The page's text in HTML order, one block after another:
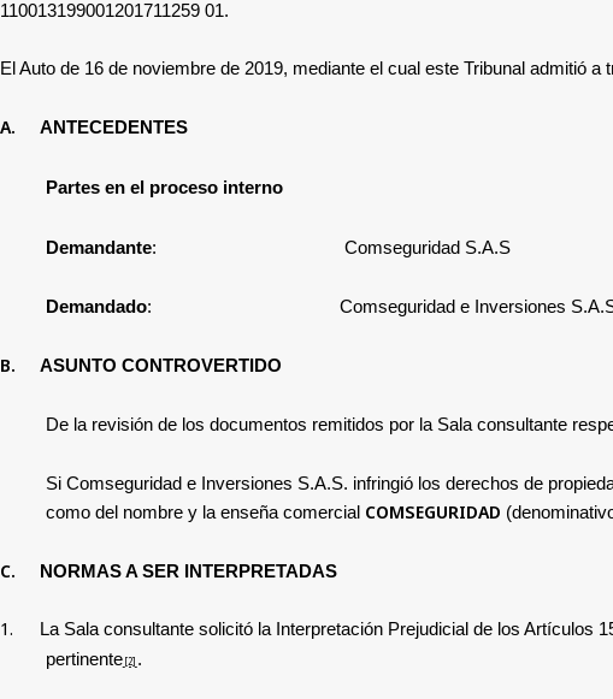
110013199001201711259 01.
El Auto de 16 de noviembre de 2019, mediante el cual este Tribunal admitió a
A. ANTECEDENTES
Partes en el proceso interno
Demandante: Comseguridad S.A.S
Demandado: Comseguridad e Inversiones
B. ASUNTO CONTROVERTIDO
De la revisión de los documentos remitidos por la Sala consultante
Si Comseguridad e Inversiones S.A.S. infringió los derechos de
como del nombre y la enseña comercial COMSEGURIDAD
C. NORMAS A SER INTERPRETADAS
1. La Sala consultante solicitó la Interpretación Prejudicial de los Artículos
pertinente [2] .